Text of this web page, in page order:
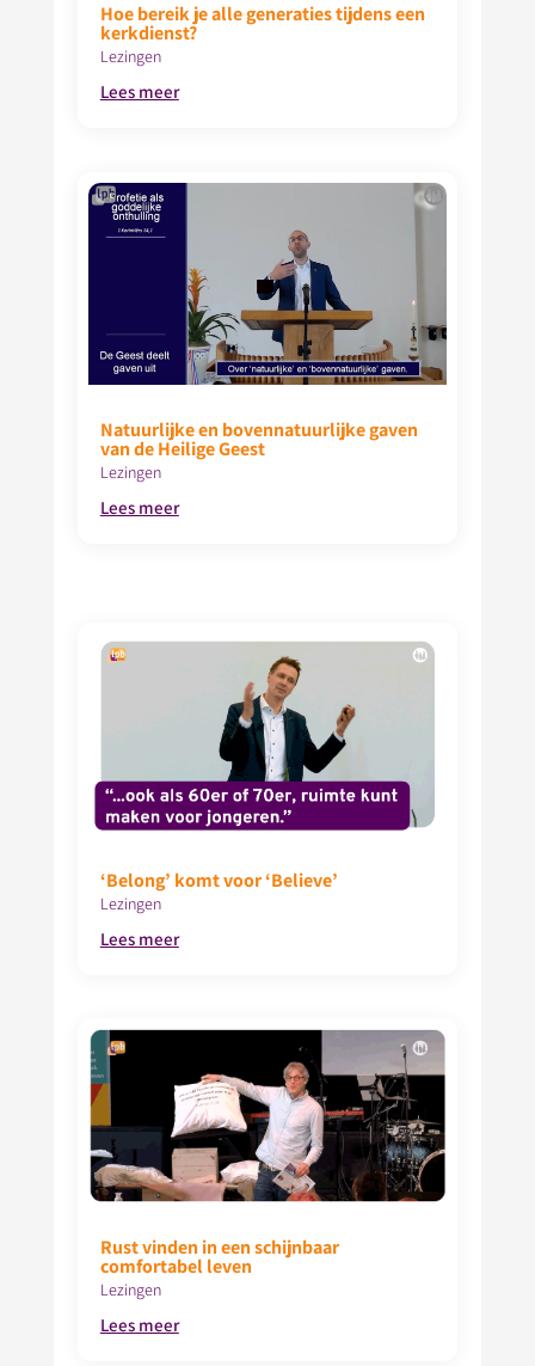
Hoe bereik je alle generaties tijdens een
kerkdienst?
Lezingen
Lees meer
Natuurlijke en bovennatuurlijke gaven
van de Heilige Geest
Lezingen
Lees meer
‘Belong’ komt voor ‘Believe’
Lezingen
Lees meer
Rust vinden in een schijnbaar
comfortabel leven
Lezingen
Lees meer